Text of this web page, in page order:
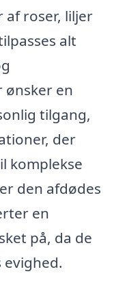
af roser, liljer
alt
ønsker en
tilgang,
der
komplekse
den afdødes
en
på, da de